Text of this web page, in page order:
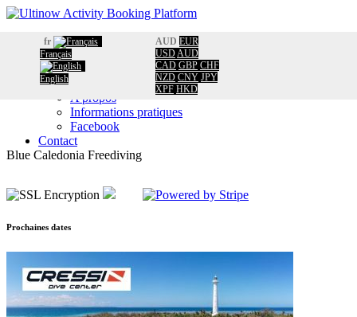
fr
Français
English
AUD EUR
USDAUD
CAD GBP CHF
NZD CNY JPY
XPF HKD
Accueil
Réservation
Calendrier
Information
A propos
Informations pratiques
Facebook
Contact
Blue Caledonia Freediving
Prochaines dates